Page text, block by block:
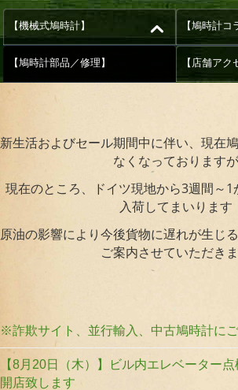
【機械式鳩時計】 【鳩時計コ
【鳩時計部品／修理】 【店舗ア
新生活およびセール期間中に伴い、現在
なくなっておりますが
現在のところ、ドイツ現地から3週間～
入荷してまいります
原油の影響により今後貨物に遅れが生じ
ご案内させていただき
※詐欺サイト、並行輸入、中古鳩時計に
【8月20日（木）】ビル内エレベーター
開店致します